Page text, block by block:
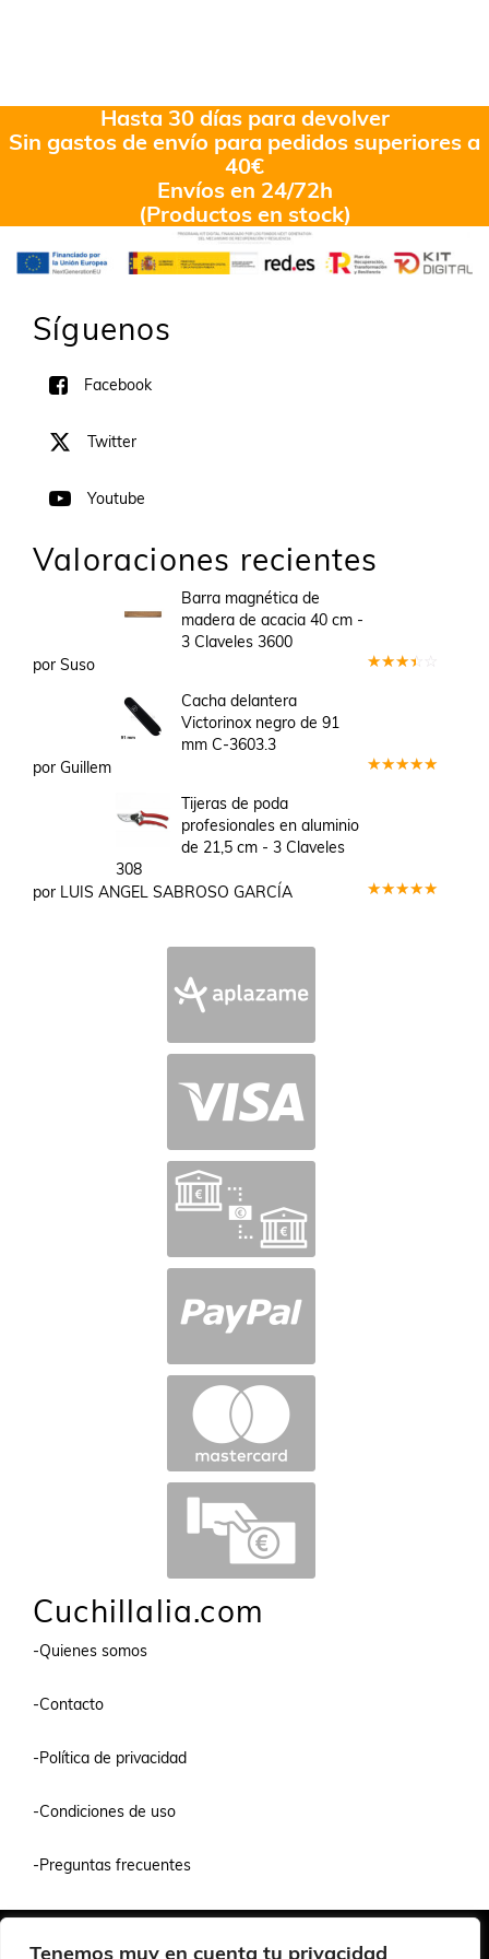
Tenemos muy en cuenta tu privacidad
Hasta 30 días para devolver
Sin gastos de envío para pedidos superiores a
40€
Envíos en 24/72h
(Productos en stock)
Síguenos
Facebook
Twitter
Youtube
Valoraciones recientes
Barra magnética de
madera de acacia 40 cm -
3 Claveles 3600
por Suso
Cacha delantera
Victorinox negro de 91
mm C-3603.3
por Guillem
Tijeras de poda
profesionales en aluminio
de 21,5 cm - 3 Claveles
308
por LUIS ANGEL SABROSO GARCÍA
Cuchillalia.com
-Quienes somos
-Contacto
-Política de privacidad
-Condiciones de uso
-Preguntas frecuentes